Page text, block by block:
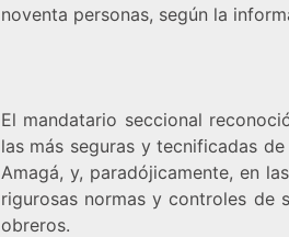
noventa personas, según la
El mandatario seccional
las más seguras y tecnificadas
Amagá, y, paradójicamente, en
rigurosas normas y controles de
obreros.